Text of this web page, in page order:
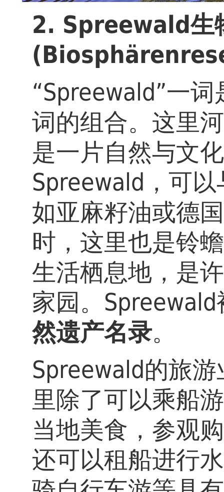
2. Spreewald生
“Spreewald”一
词的组合。这里
是一片自然与文
Spreewald，可
如亚麻籽油或德
时，这里也是铃
生活栖息地，是
家园。
然遗产名录。
Spreewald的旅
里除了可以乘船
当地美食，参观
还可以租船进行